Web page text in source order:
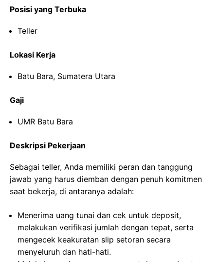
Posisi yang Terbuka
Teller
Lokasi Kerja
Batu Bara, Sumatera Utara
Gaji
UMR Batu Bara
Deskripsi Pekerjaan
Sebagai teller, Anda memiliki peran dan tanggung
jawab yang harus diemban dengan penuh komitmen
saat bekerja, di antaranya adalah:
Menerima uang tunai dan cek untuk deposit,
melakukan verifikasi jumlah dengan tepat, serta
mengecek keakuratan slip setoran secara
menyeluruh dan hati-hati.